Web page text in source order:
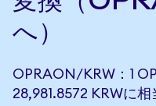
へ）
OPRAON/KRW：1
28,981.8572 KRWに相